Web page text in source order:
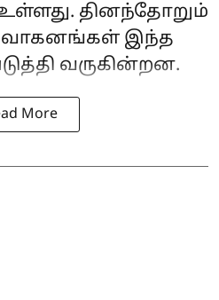
தினந்தோறும்
இந்த
வருகின்றன.
More